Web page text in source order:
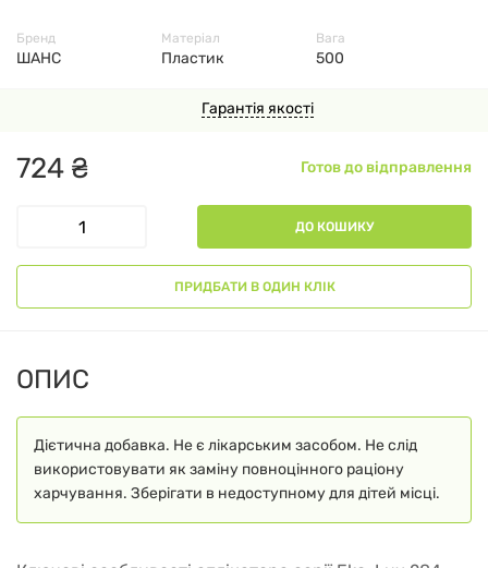
Гарантія якості
724 ₴ Готов до відправлення
ДО КОШИКУ
ПРИДБАТИ В ОДИН КЛІК
Бренд
ШАНС
Матеріал
Пластик
Вага
500
ОПИС
Дієтична добавка. Не є лікарським засобом. Не слід
використовувати як заміну повноцінного раціону
харчування. Зберігати в недоступному для дітей місці.